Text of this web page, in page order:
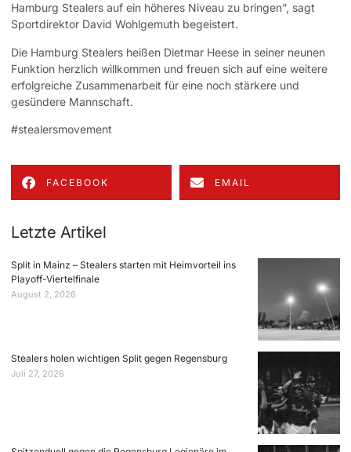
Hamburg Stealers auf ein höheres Niveau zu bringen”, sagt
Sportdirektor David Wohlgemuth begeistert.
Die Hamburg Stealers heißen Dietmar Heese in seiner neunen
Funktion herzlich willkommen und freuen sich auf eine weitere
erfolgreiche Zusammenarbeit für eine noch stärkere und
gesündere Mannschaft.
#stealersmovement
FACEBOOK EMAIL
Letzte Artikel
Split in Mainz – Stealers starten mit Heimvorteil ins
Playoff-Viertelfinale
August 2, 2026
Stealers holen wichtigen Split gegen Regensburg
Juli 27, 2026